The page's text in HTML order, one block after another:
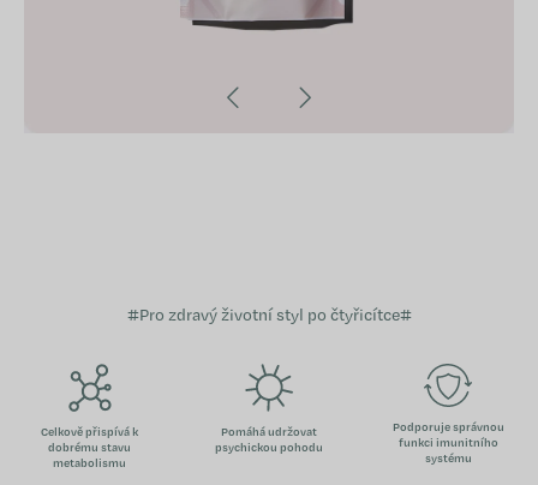
#Pro zdravý životní styl po čtyřicítce#
Celkově přispívá k
dobrému stavu
metabolismu
Pomáhá udržovat
psychickou pohodu
Podporuje správnou
funkci imunitního
systému